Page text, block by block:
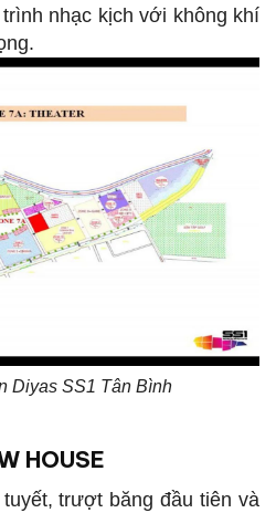
nhạc kịch với không khí
Diyas SS1 Tân Bình
HOUSE
trượt băng đầu tiên và